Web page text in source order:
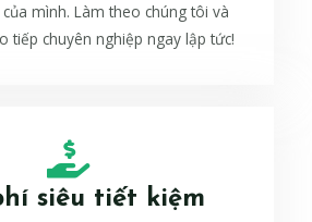
mình. Làm theo chúng tôi và
tiếp chuyên nghiệp ngay lập tức!
siêu tiết kiệm